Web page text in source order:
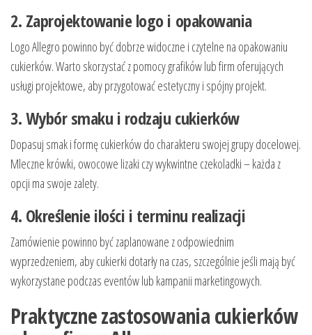
2. Zaprojektowanie logo i opakowania
Logo Allegro powinno być dobrze widoczne i czytelne na opakowaniu
cukierków. Warto skorzystać z pomocy grafików lub firm oferujących
usługi projektowe, aby przygotować estetyczny i spójny projekt.
3. Wybór smaku i rodzaju cukierków
Dopasuj smak i formę cukierków do charakteru swojej grupy docelowej.
Mleczne krówki, owocowe lizaki czy wykwintne czekoladki – każda z
opcji ma swoje zalety.
4. Określenie ilości i terminu realizacji
Zamówienie powinno być zaplanowane z odpowiednim
wyprzedzeniem, aby cukierki dotarły na czas, szczególnie jeśli mają być
wykorzystane podczas eventów lub kampanii marketingowych.
Praktyczne zastosowania cukierków